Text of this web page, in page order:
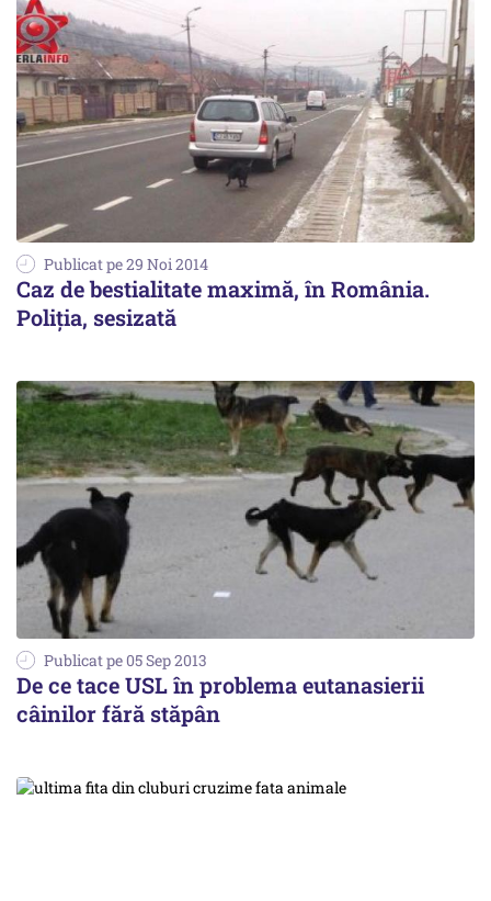
Publicat pe 29 Noi 2014
Caz de bestialitate maximă, în România.
Poliția, sesizată
Publicat pe 05 Sep 2013
De ce tace USL în problema eutanasierii
câinilor fără stăpân